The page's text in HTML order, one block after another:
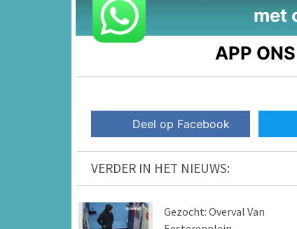
met
APP
Deel op Facebook
VERDER IN HET NIEUWS:
Gezocht: Overval Van